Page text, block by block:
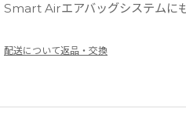
Smart Airエアバッグシステムに
配送について返品・交換